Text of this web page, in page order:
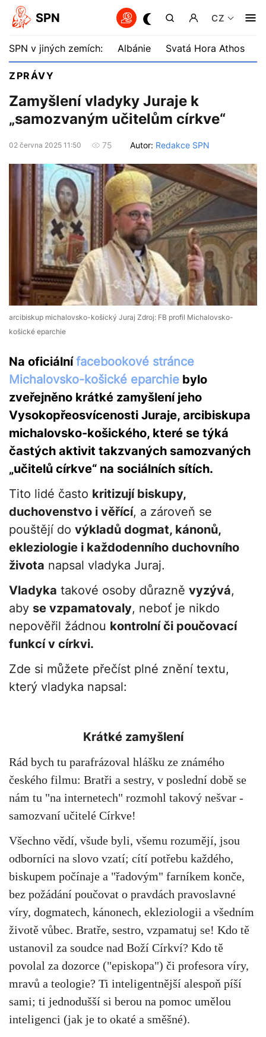
SPN CZ
SPN v jiných zemích: Albánie Svatá Hora Athos
ZPRÁVY
Zamyšlení vladyky Juraje k
„samozvaným učitelům církve“
02 června 2025 11:50 75 Autor: Redakce SPN
arcibiskup michalovsko-košický Juraj Zdroj: FB profil Michalovsko-
košické eparchie
Na oficiálnífacebookové stránce
Michalovsko-košické eparchie bylo
zveřejněno krátké zamyšlení jeho
Vysokopřeosvícenosti Juraje, arcibiskupa
michalovsko-košického, které se týká
častých aktivit takzvaných samozvaných
„učitelů církve“ na sociálních sítích.
Tito lidé často kritizují biskupy,
duchovenstvo i věřící, a zároveň se
pouštějí do výkladů dogmat, kánonů,
ekleziologie i každodenního duchovního
života napsal vladyka Juraj.
Vladyka takové osoby důrazně vyzývá,
aby se vzpamatovaly, neboť je nikdo
nepověřil žádnou kontrolní či poučovací
funkcí v církvi.
Zde si můžete přečíst plné znění textu,
který vladyka napsal:
Krátké zamyšlení
Rád bych tu parafrázoval hlášku ze známého
českého filmu: Bratři a sestry, v poslední době se
nám tu "na internetech" rozmohl takový nešvar -
samozvaní učitelé Církve!
Všechno vědí, všude byli, všemu rozumějí, jsou
odborníci na slovo vzatí; cítí potřebu každého,
biskupem počínaje a "řadovým" farníkem konče,
bez požádání poučovat o pravdách pravoslavné
víry, dogmatech, kánonech, ekleziologii a všedním
životě vůbec. Bratře, sestro, vzpamatuj se! Kdo tě
ustanovil za soudce nad Boží Církví? Kdo tě
povolal za dozorce ("episkopa") či profesora víry,
mravů a teologie? Ti inteligentnější alespoň píší
sami; ti jednodušší si berou na pomoc umělou
inteligenci (jak je to okaté a směšné).